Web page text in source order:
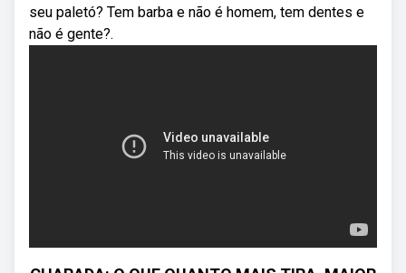
seu paletó? Tem barba e não é homem, tem dentes e
não é gente?.